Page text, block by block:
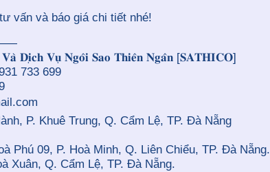
vấn và báo giá chi tiết nhé!
𝐃𝐢̣𝐜𝐡 𝐕𝐮̣ 𝐍𝐠𝐨̂𝐢 𝐒𝐚𝐨 𝐓𝐡𝐢𝐞̂𝐧 𝐍𝐠𝐚̂𝐧 [𝐒𝐀𝐓𝐇𝐈𝐂𝐎]
733 699
P. Khuê Trung, Q. Cẩm Lệ, TP. Đà Nẵng
Phú 09, P. Hoà Minh, Q. Liên Chiểu, TP. Đà Nẵng.
Xuân, Q. Cẩm Lệ, TP. Đà Nẵng.